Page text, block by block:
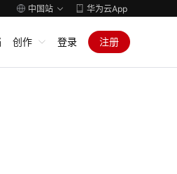
中国站 华为云App
创作 登录 注册